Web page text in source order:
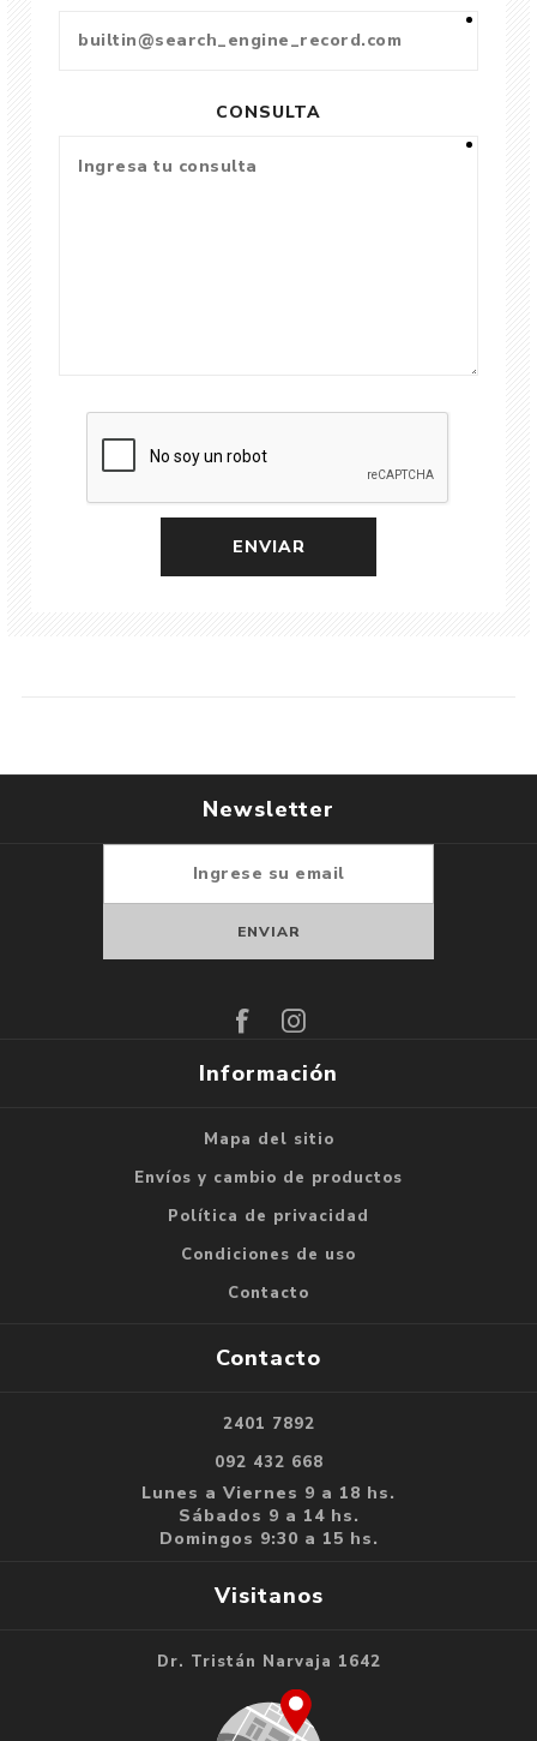
CONSULTA
Newsletter
Información
Mapa del sitio
Envíos y cambio de productos
Política de privacidad
Condiciones de uso
Contacto
Contacto
2401 7892
092 432 668
Lunes a Viernes 9 a 18 hs.
Sábados 9 a 14 hs.
Domingos 9:30 a 15 hs.
Visitanos
Dr. Tristán Narvaja 1642